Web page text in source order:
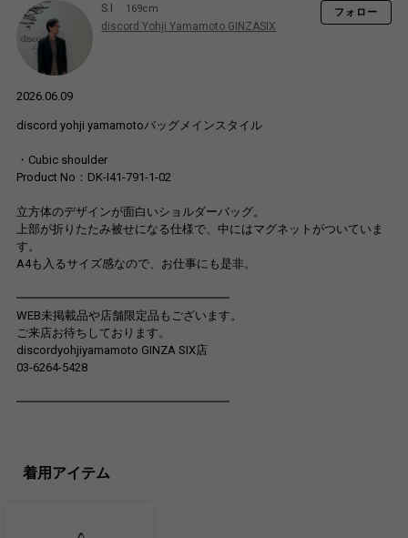
S.I 169cm
discord Yohji Yamamoto GINZASIX
フォロー
2026.06.09
discord yohji yamamotoバッグメインスタイル
・Cubic shoulder
Product No：DK-I41-791-1-02
立方体のデザインが面白いショルダーバッグ。
上部が折りたたみ被せになる仕様で、中にはマグネットがついていま
す。
A4も入るサイズ感なので、お仕事にも是非。
━━━━━━━━━━━━━━━━━━
WEB未掲載品や店舗限定品もございます。
ご来店お待ちしております。
discordyohjiyamamoto GINZA SIX店
03-6264-5428
━━━━━━━━━━━━━━━━━━
着用アイテム